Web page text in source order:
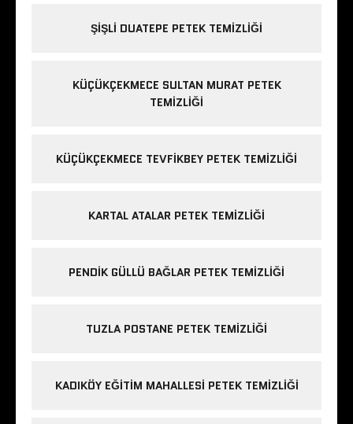
ŞIŞLI DUATEPE PETEK TEMIZLIĞI
KÜÇÜKÇEKMECE SULTAN MURAT PETEK
TEMIZLIĞI
KÜÇÜKÇEKMECE TEVFIKBEY PETEK TEMIZLIĞI
KARTAL ATALAR PETEK TEMIZLIĞI
PENDIK GÜLLÜ BAĞLAR PETEK TEMIZLIĞI
TUZLA POSTANE PETEK TEMIZLIĞI
KADIKÖY EĞITIM MAHALLESI PETEK TEMIZLIĞI